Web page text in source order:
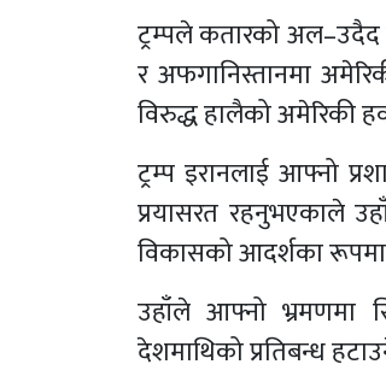
ट्रम्पले कतारको
र अफगानिस्तानमा
विरुद्ध हालैको अमेरिकी
ट्रम्प इरानलाई आफ्नो
प्रयासरत रहनुभएकाले
विकासको आदर्शका रूपमा
उहाँले आफ्नो भ्रमणमा
देशमाथिको प्रतिबन्ध